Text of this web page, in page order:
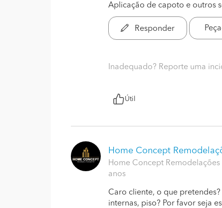
Aplicação de capoto e outros
Responder
Inadequado? Reporte uma
Útil
Home Concept
Home Concept
anos
Caro cliente, o que
internas, piso? Por favor seja